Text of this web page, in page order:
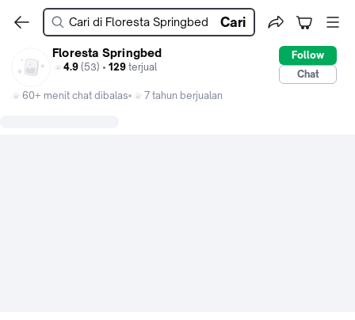
Cari
Floresta Springbed
4.9 (53) • 129 terjual
Follow
Chat
60+ menit chat dibalas
7 tahun berjualan